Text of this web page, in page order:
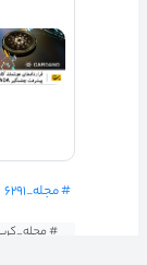
# مجله_۶۲۹۱
#